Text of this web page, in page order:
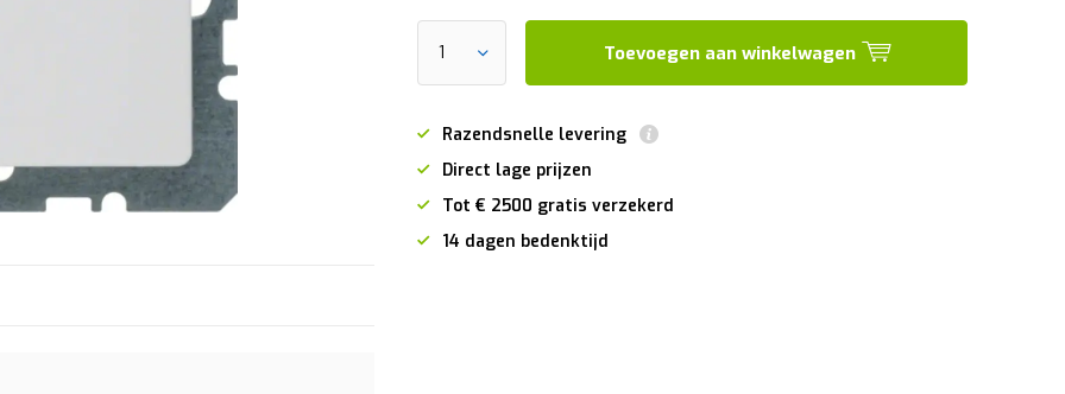
Toevoegen aan winkelwagen
Razendsnelle levering
Direct lage prijzen
Tot € 2500 gratis verzekerd
14 dagen bedenktijd